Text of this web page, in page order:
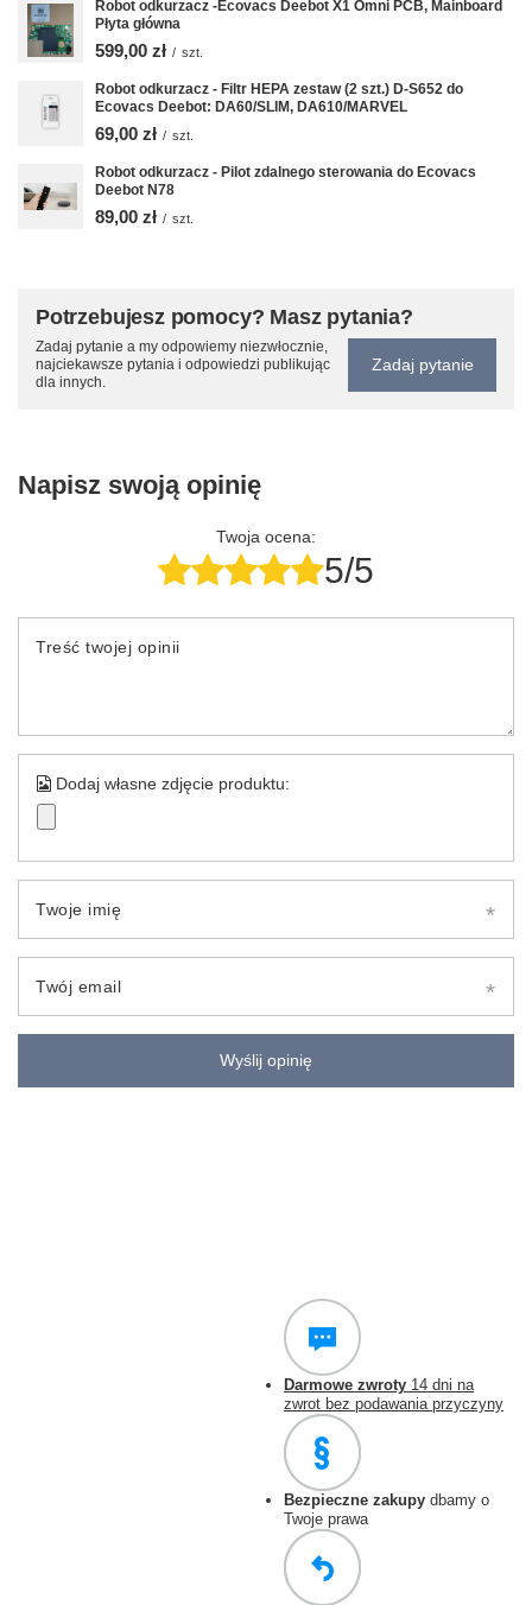
Robot odkurzacz -Ecovacs Deebot X1 Omni PCB, Mainboard
Płyta główna
599,00 zł / szt.
Robot odkurzacz - Filtr HEPA zestaw (2 szt.) D-S652 do
Ecovacs Deebot: DA60/SLIM, DA610/MARVEL
69,00 zł / szt.
Robot odkurzacz - Pilot zdalnego sterowania do Ecovacs
Deebot N78
89,00 zł / szt.
Potrzebujesz pomocy? Masz pytania?
Zadaj pytanie a my odpowiemy niezwłocznie,
najciekawsze pytania i odpowiedzi publikując
dla innych.
Zadaj pytanie
Napisz swoją opinię
Twoja ocena:
5/5
Treść twojej opinii
Dodaj własne zdjęcie produktu:
Twoje imię
Twój email
Wyślij opinię
Darmowe zwroty 14 dni na
zwrot bez podawania przyczyny
Bezpieczne zakupy dbamy o
Twoje prawa